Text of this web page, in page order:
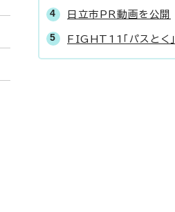
日立市PR動画を公開
FIGHT11「パスとく」